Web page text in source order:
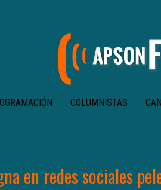
COLUMNISTAS
en redes sociales